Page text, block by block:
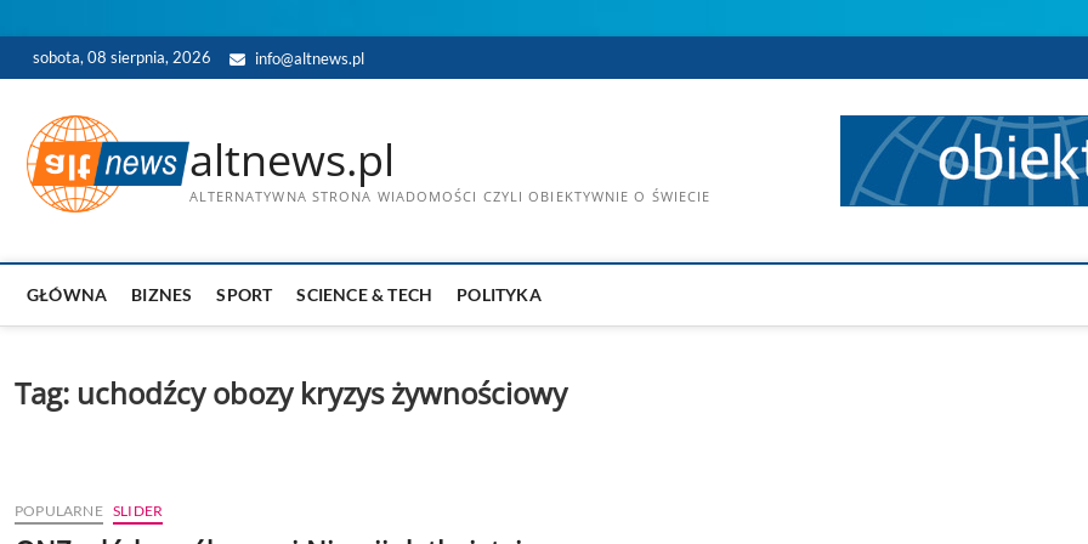
to
sobota, 08 sierpnia, 2026 info@altnews.pl
altnews.pl
ALTERNATYWNA STRONA WIADOMOŚCI CZYLI OBIEKTYWNIE O ŚWIECIE
GŁÓWNA BIZNES SPORT SCIENCE & TECH POLITYKA
Tag: uchodźcy obozy kryzys żywnościowy
POPULARNE SLIDER